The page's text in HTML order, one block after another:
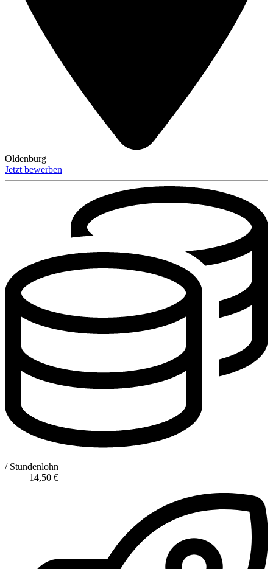
Oldenburg
Jetzt bewerben
/ Stundenlohn
14,50 €